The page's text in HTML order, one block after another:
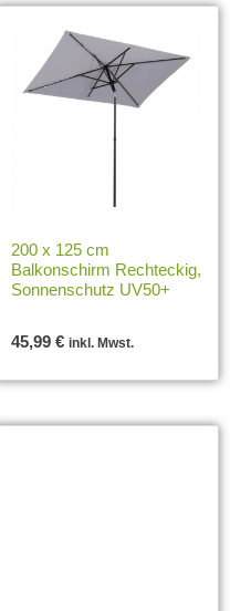
200 x 125 cm
Balkonschirm Rechteckig,
Sonnenschutz UV50+
45,99 € inkl. Mwst.